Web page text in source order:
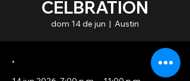
CELBRATION
dom 14 de jun
  |
Austin
.